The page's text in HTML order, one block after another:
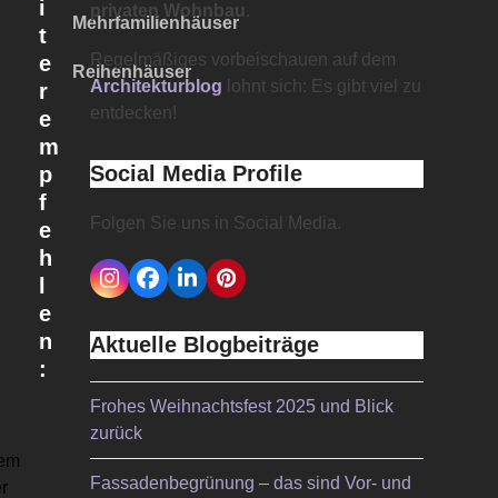
privaten Wohnbau .
Regelmäßiges vorbeischauen auf dem
Architekturblog lohnt sich: Es gibt viel zu
entdecken!
Social Media Profile
Folgen Sie uns in Social Media.
Instagram
Facebook
LinkedInPinterest
Aktuelle Blogbeiträge
Frohes Weihnachtsfest 2025 und Blick
zurück
Fassadenbegrünung – das sind Vor- und
i
t
e
r
e
m
p
f
e
h
e
n
:
Mehrfamilienhäuser
Reihenhäuser